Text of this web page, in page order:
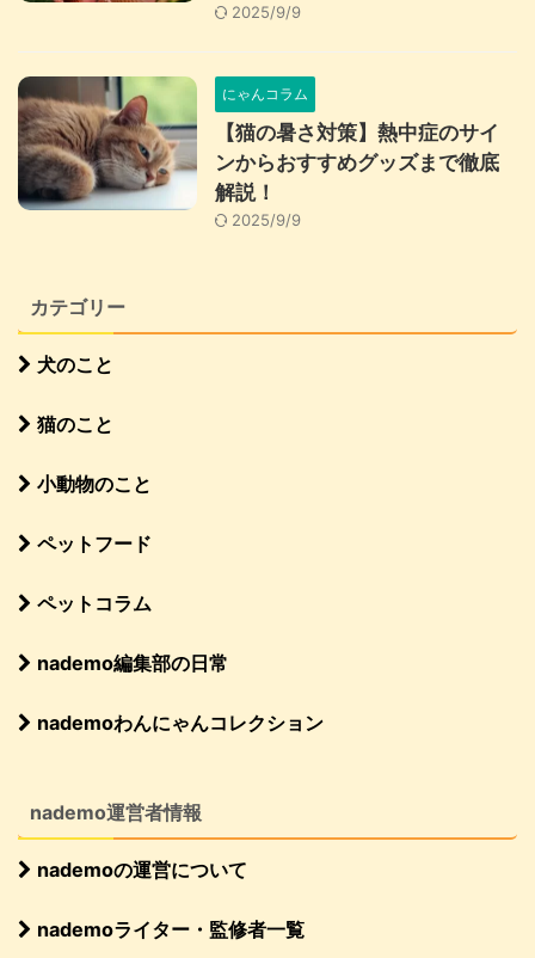
2025/9/9
にゃんコラム
【猫の暑さ対策】熱中症のサイ
ンからおすすめグッズまで徹底
解説！
2025/9/9
カテゴリー
犬のこと
猫のこと
小動物のこと
ペットフード
ペットコラム
nademo編集部の日常
nademoわんにゃんコレクション
nademo運営者情報
nademoの運営について
nademoライター・監修者一覧